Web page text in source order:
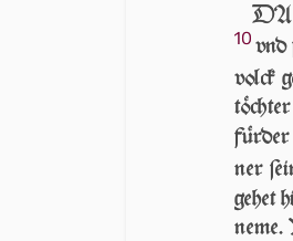
DA
10 vnd
volck
fürder
ner
ge­het
ne­me.